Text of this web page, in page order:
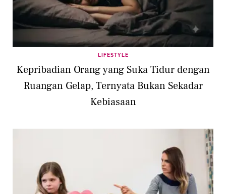
LIFESTYLE
Kepribadian Orang yang Suka Tidur dengan
Ruangan Gelap, Ternyata Bukan Sekadar
Kebiasaan